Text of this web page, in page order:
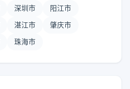
深圳市 阳江市
湛江市 肇庆市
珠海市